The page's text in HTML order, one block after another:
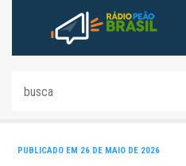
PUBLICADO EM 26 DE MAIO DE 2026